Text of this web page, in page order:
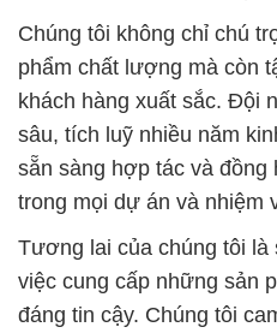
sẵn sàng hợp tác và đồng
trong mọi dự án và nhiệm
Tương lai của chúng tôi là
việc cung cấp những sản
đáng tin cậy. Chúng tôi
trong việc chọn lựa sản
cấp hướng dẫn sử dụng
thức kỹ thuật một cách
Hãy liên hệ với chúng tôi